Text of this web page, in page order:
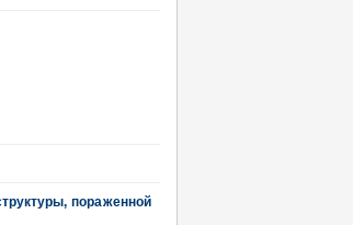
пораженной